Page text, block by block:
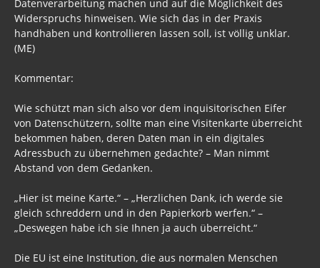
Datenverarbeitung machen und auf die Möglichkeit des
Widerspruchs hinweisen. Wie sich das in der Praxis
handhaben und kontrollieren lassen soll, ist völlig unklar.
(ME)
Kommentar:
Wie schützt man sich also vor dem inquisitorischen Eifer
von Datenschützern, sollte man eine Visitenkarte überreicht
bekommen haben, deren Daten man in ein digitales
Adressbuch zu übernehmen gedachte? – Man nimmt
Abstand von dem Gedanken.
„Hier ist meine Karte.“ – „Herzlichen Dank, ich werde sie
gleich schreddern und in den Papierkorb werfen.“ –
„Deswegen habe ich sie Ihnen ja auch überreicht.“
Die EU ist eine Institution, die aus normalen Menschen